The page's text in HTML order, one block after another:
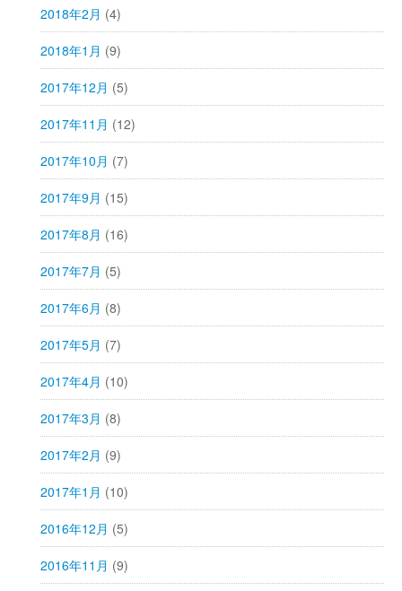
2018年2月 (4)
2018年1月 (9)
2017年12月 (5)
2017年11月 (12)
2017年10月 (7)
2017年9月 (15)
2017年8月 (16)
2017年7月 (5)
2017年6月 (8)
2017年5月 (7)
2017年4月 (10)
2017年3月 (8)
2017年2月 (9)
2017年1月 (10)
2016年12月 (5)
2016年11月 (9)